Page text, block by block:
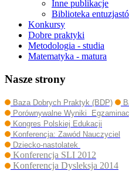
Inne publikacje
Biblioteka
Konkursy
Dobre praktyki
Metodologia - studia
Matematyka - matura
Nasze strony
Baza Dobrych Praktyk (BDP)
Porównywalne Wyniki
Kongres Polskiej Edukacji
Konferencja: Zawód Nauczyciel
Dziecko-nastolatek
Konferencja SLI 2012
Konferencja Dysleksja 2014